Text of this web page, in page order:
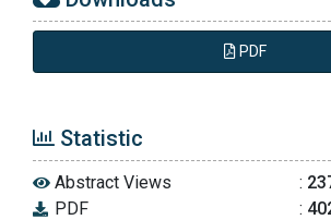
Pertama. PSIKOISLAMIKA,
Relaksasi dengan Zikir untuk
Kecemasan Ibu Hamil Pertama.
Islamika, 1(1).
PDF
Statistic
Abstract Views :
PDF
: